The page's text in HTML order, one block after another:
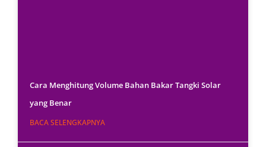
Cara Menghitung Volume Bahan Bakar Tangki Solar
yang Benar
BACA SELENGKAPNYA